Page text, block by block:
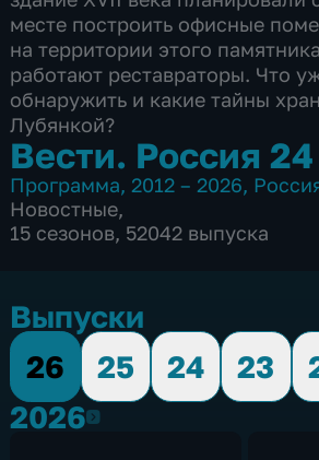
месте построить офисные
на территории этого
работают реставраторы. Что
обнаружить и какие тайны
Лубянкой?
Вести. Россия 24
Программа, 2012 – 2026,
Новостные,
15 сезонов, 52042 выпуска
Выпуски
26
25 24 23
20262026